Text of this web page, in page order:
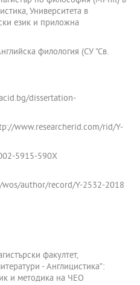
Университета в
език и приложна
филология (СУ "Св.
dissertation-
www.researcherid.com/rid/Y-
5915-590X
author/record/Y-2532-2018
факултет,
- Англицистика”:
и методика на ЧЕО